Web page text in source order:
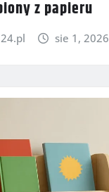
z papieru
sie 1, 2026